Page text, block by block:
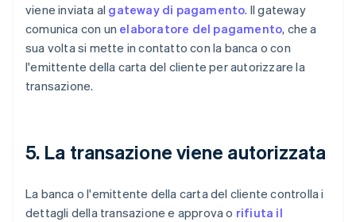
viene inviata al gateway di pagamento. Il gateway
comunica con un elaboratore del pagamento, che a
sua volta si mette in contatto con la banca o con
l'emittente della carta del cliente per autorizzare la
transazione.
5. La transazione viene autorizzata
La banca o l'emittente della carta del cliente controlla i
dettagli della transazione e approva o rifiuta il